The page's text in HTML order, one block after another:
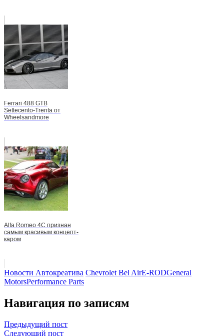
Ferrari 488 GTB
Settecento-Trenta от
Wheelsandmore
Alfa Romeo 4C признан
самым красивым концепт-
каром
Новости Автокреатива Chevrolet Bel AirE-RODGeneral
MotorsPerformance Parts
Навигация по записям
Предыдущий пост
Следующий пост